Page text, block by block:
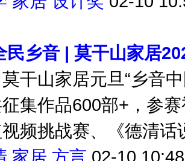
家居 设计奖
民乡音 | 莫干山家居
干山家居元旦“乡音
集作品600部+，参
频挑战赛、《德清话